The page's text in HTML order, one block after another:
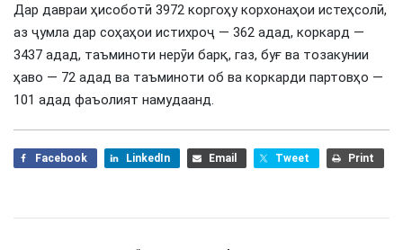
Дар давраи ҳисоботӣ 3972 коргоҳу корхонаҳои истеҳсолӣ,
аз ҷумла дар соҳаҳои истихроҷ — 362 адад, коркард —
3437 адад, таъминоти нерӯи барқ, газ, буғ ва тозакунии
ҳаво — 72 адад ва таъминоти об ва коркарди партовҳо —
101 адад фаъолият намудаанд.
Facebook LinkedIn Email Tweet Print